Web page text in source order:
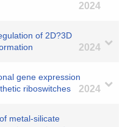
2024
of 2D?3D
2024
gene expression
riboswitches
2024
metal-silicate